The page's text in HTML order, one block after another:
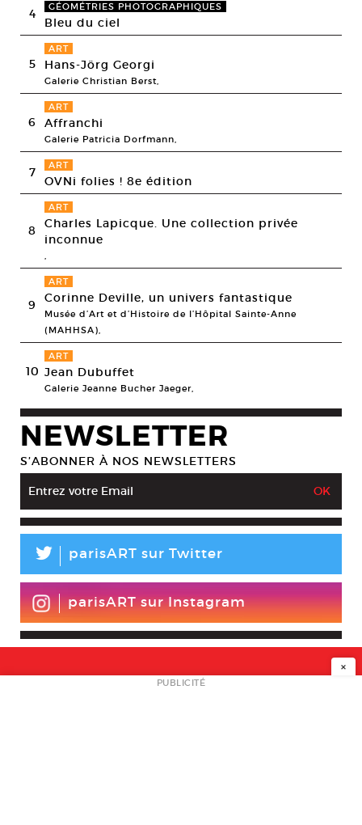
4 GÉOMÉTRIES PHOTOGRAPHIQUES
Bleu du ciel
5
ART
Hans-Jörg Georgi
Galerie Christian Berst,
6
ART
Affranchi
Galerie Patricia Dorfmann,
7 ART
OVNi folies ! 8e édition
8
ART
Charles Lapicque. Une collection privée
inconnue
,
9
ART
Corinne Deville, un univers fantastique
Musée d’Art et d’Histoire de l’Hôpital Sainte-Anne
(MAHHSA),
10
ART
Jean Dubuffet
Galerie Jeanne Bucher Jaeger,
NEWSLETTER
S’ABONNER À NOS NEWSLETTERS
L parisART sur Twitter
parisART sur Instagram
NEWSLETTER
×
PUBLICITÉ